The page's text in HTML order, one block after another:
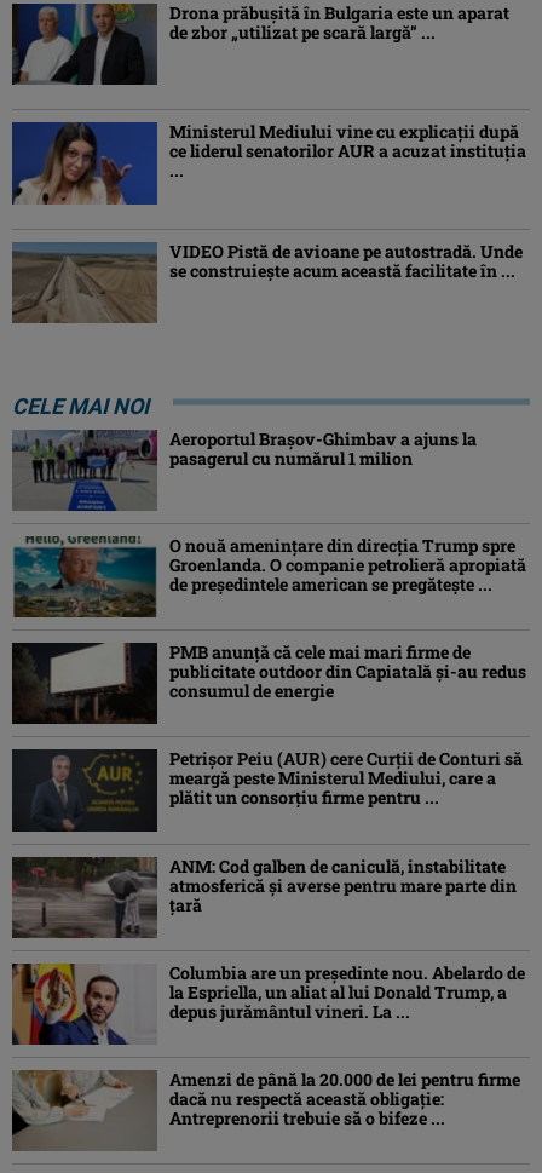
Drona prăbuşită în Bulgaria este un aparat
de zbor „utilizat pe scară largă” ...
Ministerul Mediului vine cu explicații după
ce liderul senatorilor AUR a acuzat instituția
...
VIDEO Pistă de avioane pe autostradă. Unde
se construiește acum această facilitate în ...
CELE MAI NOI
Aeroportul Brașov-Ghimbav a ajuns la
pasagerul cu numărul 1 milion
O nouă amenințare din direcția Trump spre
Groenlanda. O companie petrolieră apropiată
de președintele american se pregătește ...
PMB anunță că cele mai mari firme de
publicitate outdoor din Capiatală și-au redus
consumul de energie
Petrişor Peiu (AUR) cere Curții de Conturi să
meargă peste Ministerul Mediului, care a
plătit un consorţiu firme pentru ...
ANM: Cod galben de caniculă, instabilitate
atmosferică și averse pentru mare parte din
țară
Columbia are un președinte nou. Abelardo de
la Espriella, un aliat al lui Donald Trump, a
depus jurământul vineri. La ...
Amenzi de până la 20.000 de lei pentru firme
dacă nu respectă această obligație:
Antreprenorii trebuie să o bifeze ...